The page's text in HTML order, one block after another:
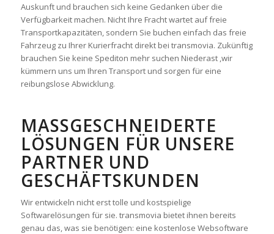
Auskunft und brauchen sich keine Gedanken über die
Verfügbarkeit machen. Nicht Ihre Fracht wartet auf freie
Transportkapazitäten, sondern Sie buchen einfach das freie
Fahrzeug zu Ihrer Kurierfracht direkt bei transmovia. Zukünftig
brauchen Sie keine Spediton mehr suchen Niederast ,wir
kümmern uns um Ihren Transport und sorgen für eine
reibungslose Abwicklung.
MASSGESCHNEIDERTE L
ÖSUNGEN FÜR UNSERE P
ARTNER UND G
ESCHÄFTSKUNDEN
Wir entwickeln nicht erst tolle und kostspielige
Softwarelösungen für sie. transmovia bietet ihnen bereits
genau das, was sie benötigen: eine kostenlose Websoftware